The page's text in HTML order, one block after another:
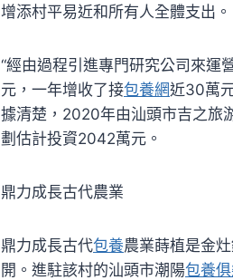
增添村平易近和所有人全體支出。
“經由過程引進專門研究公司來運
元，一年增收了接包養網近30萬
據清楚，2020年由汕頭市吉之旅
劃估計投資2042萬元。
鼎力成長古代農業
鼎力成長古代包養農業蒔植是金
開。進駐該村的汕頭市潮陽包養